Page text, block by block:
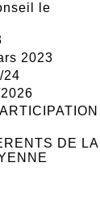
le
2023
24
DE LA